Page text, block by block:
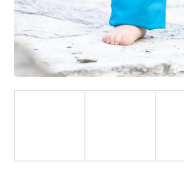
á
j
s
ť
?
HĽADAŤ